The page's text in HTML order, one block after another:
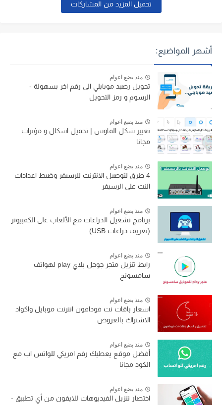
تحميل المزيد من المشاركات
أشهر المواضيع:
منذ بضع اعوام
تحويل رصيد موبايلي الى رقم اخر بسهولة -
الرسوم و رمز التحويل
منذ بضع اعوام
تغيير شكل الماوس | تحميل اشكال و مؤثرات
مجانا
منذ بضع اعوام
4 طرق لتوصيل الانترنت للرسيفر وضبط اعدادات
النت على الرسيفر
منذ بضع اعوام
برنامج تشغيل الدراعات مع الألعاب على الكمبيوتر
(تعريف دراعات USB)
منذ بضع اعوام
رابط تنزيل متجر جوجل بلاي play لهواتف
سامسونج
منذ بضع اعوام
اسعار باقات نت فودافون انترنت موبايل واكواد
الاشتراك بالعروض
منذ بضع اعوام
أفضل موقع يعطيك رقم امريكي للواتس اب مع
الكود مجانا
منذ بضع اعوام
اختصار تنزيل الفيديوهات للايفون من أي تطبيق -